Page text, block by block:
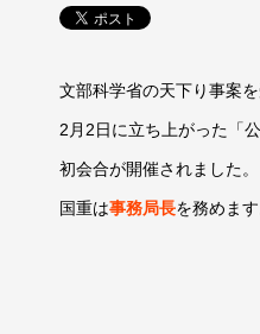
文部科学省の天下り事案を
2月2日に立ち上がった「
初会合が開催されました。
国重は事務局長を務めます